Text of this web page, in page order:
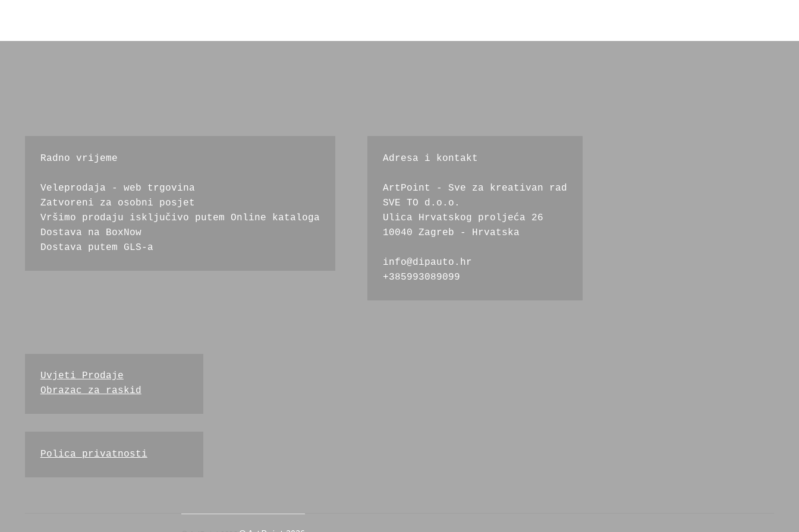
Radno vrijeme
Veleprodaja - web trgovina
Zatvoreni za osobni posjet
Vršimo prodaju isključivo putem Online kataloga
Dostava na BoxNow
Dostava putem GLS-a
Adresa i kontakt
ArtPoint - Sve za kreativan rad
SVE TO d.o.o.
Ulica Hrvatskog proljeća 26
10040 Zagreb - Hrvatska
info@dipauto.hr
+385993089099
Uvjeti Prodaje
Obrazac za raskid
Polica privatnosti